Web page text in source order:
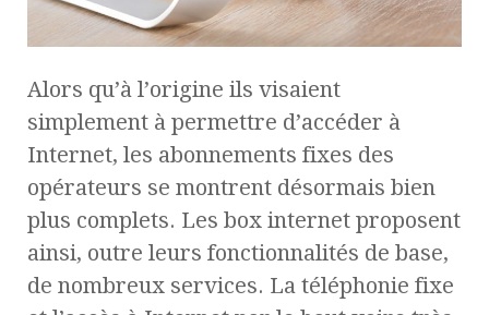
Alors qu’à l’origine ils visaient
simplement à permettre d’accéder à
Internet, les abonnements fixes des
opérateurs se montrent désormais bien
plus complets. Les box internet proposent
ainsi, outre leurs fonctionnalités de base,
de nombreux services. La téléphonie fixe